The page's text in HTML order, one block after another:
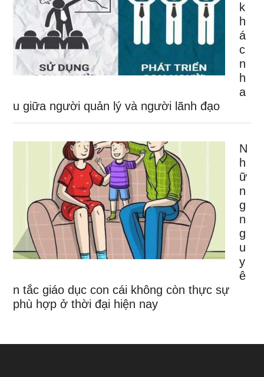
k
h
á
c
n
h
a
u giữa người quản lý và người lãnh đạo
N
h
ữ
n
g
n
g
u
y
ê
n tắc giáo dục con cái không còn thực sự
phù hợp ở thời đại hiện nay